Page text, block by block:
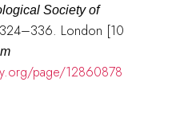
Society of
London [10
page/12860878